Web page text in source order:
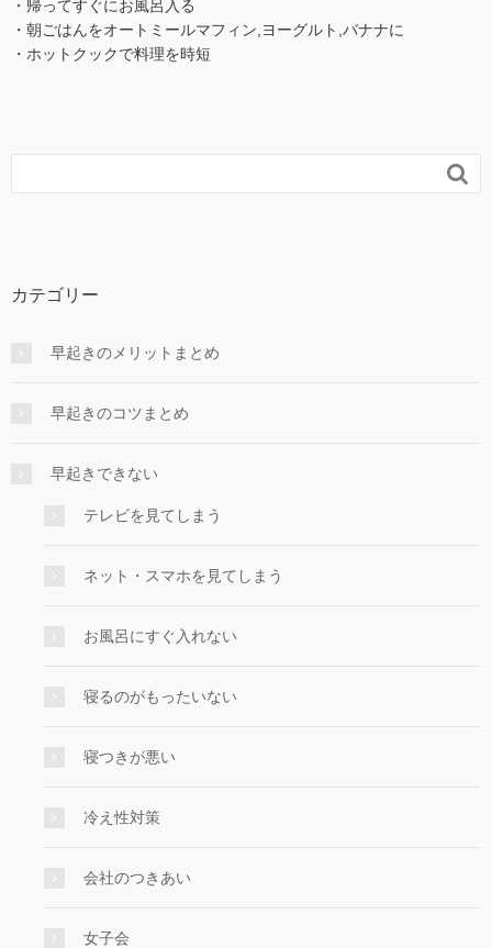
・帰ってすぐにお風呂入る
・朝ごはんをオートミールマフィン,ヨーグルト,バナナに
・ホットクックで料理を時短

カテゴリー
早起きのメリットまとめ
早起きのコツまとめ
早起きできない
テレビを見てしまう
ネット・スマホを見てしまう
お風呂にすぐ入れない
寝るのがもったいない
寝つきが悪い
冷え性対策
会社のつきあい
女子会